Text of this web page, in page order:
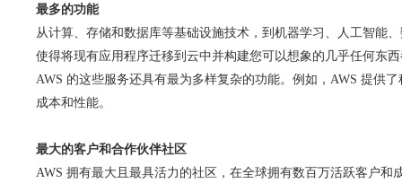
最多的功能
从计算、存储和数据库等基础设施技术，到机器学习、人工智能
使得将现有应用程序迁移到云中并构建您可以想象的几乎任何东
AWS 的这些服务还具有最为多样复杂的功能。例如，AWS 提供
成本和性能。
最大的客户和合作伙伴社区
AWS 拥有最大且最具活力的社区，在全球拥有数百万活跃客户